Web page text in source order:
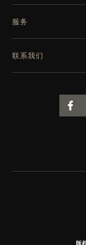
服务
联系我们
版